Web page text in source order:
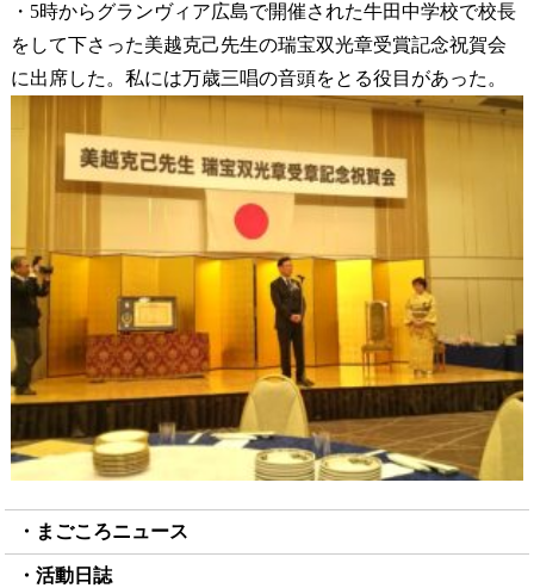
・5時からグランヴィア広島で開催された牛田中学校で校長
をして下さった美越克己先生の瑞宝双光章受賞記念祝賀会
に出席した。私には万歳三唱の音頭をとる役目があった。
まごころニュース
活動日誌